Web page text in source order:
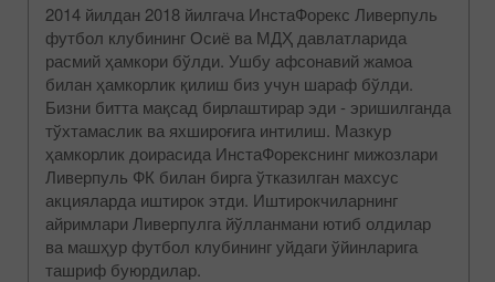
2014 йилдан 2018 йилгача ИнстаФорекс Ливерпуль
футбол клубининг Осиё ва МДҲ давлатларида
расмий ҳамкори бўлди. Ушбу афсонавий жамоа
билан ҳамкорлик қилиш биз учун шараф бўлди.
Бизни битта мақсад бирлаштирар эди - эришилганда
тўхтамаслик ва яхшироғига интилиш. Мазкур
ҳамкорлик доирасида ИнстаФорекснинг мижозлари
Ливерпуль ФК билан бирга ўтказилган махсус
акцияларда иштирок этди. Иштирокчиларнинг
айримлари Ливерпулга йўлланмани ютиб олдилар
ва машҳур футбол клубининг уйдаги ўйинларига
ташриф буюрдилар.